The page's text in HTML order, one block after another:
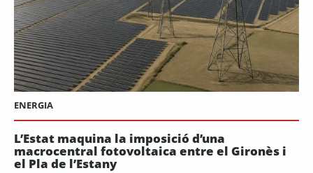
ENERGIA
L’Estat maquina la imposició d’una
macrocentral fotovoltaica entre el Gironès i
el Pla de l’Estany